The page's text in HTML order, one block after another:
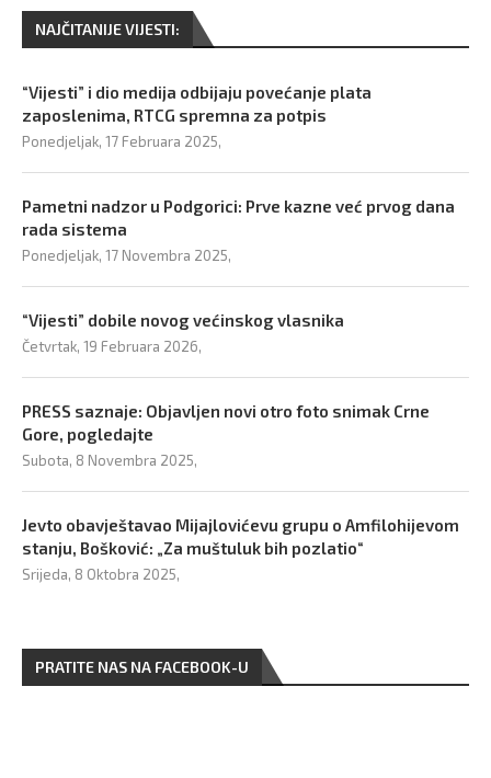
NAJČITANIJE VIJESTI:
“Vijesti” i dio medija odbijaju povećanje plata
zaposlenima, RTCG spremna za potpis
Ponedjeljak, 17 Februara 2025,
Pametni nadzor u Podgorici: Prve kazne već prvog dana
rada sistema
Ponedjeljak, 17 Novembra 2025,
“Vijesti” dobile novog većinskog vlasnika
Četvrtak, 19 Februara 2026,
PRESS saznaje: Objavljen novi otro foto snimak Crne
Gore, pogledajte
Subota, 8 Novembra 2025,
Jevto obavještavao Mijajlovićevu grupu o Amfilohijevom
stanju, Bošković: „Za muštuluk bih pozlatio“
Srijeda, 8 Oktobra 2025,
PRATITE NAS NA FACEBOOK-U